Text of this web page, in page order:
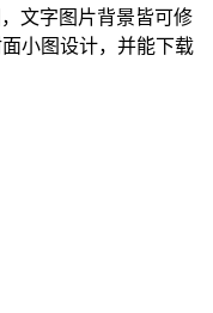
文字图片背景皆可修
小图设计，并能下载